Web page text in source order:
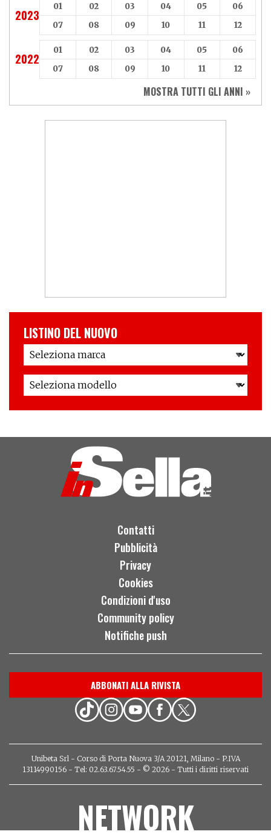
2023
01 02 03 04 05
06
07
08 09 10 11 12
2022
01 02 03 04 05
06
07
08 09 10 11 12
MOSTRA TUTTI GLI ANNI »
LISTINO DEL NUOVO
Contatti
Pubblicità
Privacy
Cookies
Condizioni d'uso
Community policy
Notifiche push
ABBONATI ALLA RIVISTA
Unibeta Srl - Corso di Porta Nuova 3/A 20121, Milano - P.IVA
13114990156 - Tel: 02.63.67.54.55 - © 2026 - Tutti i diritti riservati
NETWORK